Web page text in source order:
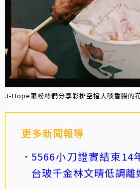
J-Hope跟粉絲們分享彩排空檔大啖香腸的
更多新聞報導
5566小刀證實結束14
台玻千金林文晴低調離